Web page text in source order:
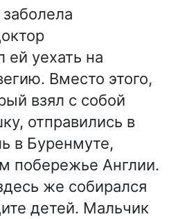
ей уехать на
Вместо этого,
взял с собой
отправились в
в Буренмуте,
побережье Англии.
же собирался
детей. Мальчик